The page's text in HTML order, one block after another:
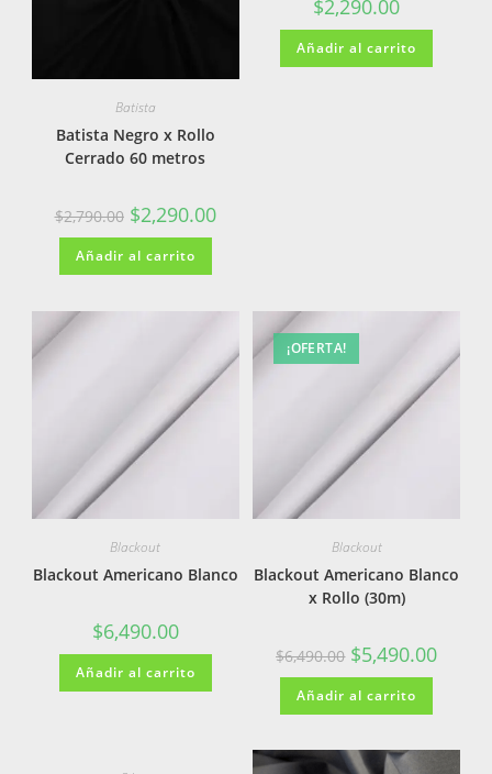
Batista
Batista Negro x Rollo
Cerrado 60 metros
$2,790.00 $2,290.00
Añadir al carrito
$2,290.00
Añadir al carrito
Blackout
Blackout Americano Blanco
$6,490.00
Añadir al carrito
¡OFERTA!
Blackout
Blackout Americano Blanco
x Rollo (30m)
$6,490.00 $5,490.00
Añadir al carrito